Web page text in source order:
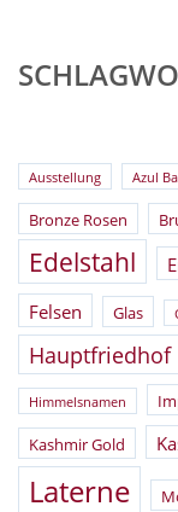
Ausstellung Azul
Bronze Rosen
Edelstahl
Felsen Glas
Hauptfriedhof
Himmelsnamen
Kashmir Gold
Laterne